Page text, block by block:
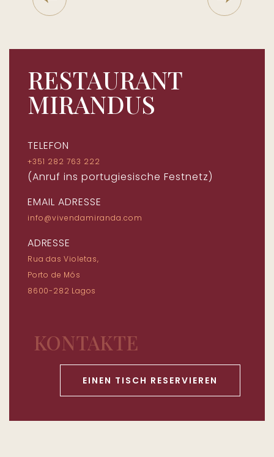
RESTAURANT
MIRANDUS
TELEFON
+351 282 763 222
(Anruf ins portugiesische Festnetz)
EMAIL ADRESSE
info@vivendamiranda.com
ADRESSE
Rua das Violetas,
Porto de Mós
8600-282 Lagos
KONTAKTE
EINEN TISCH RESERVIEREN